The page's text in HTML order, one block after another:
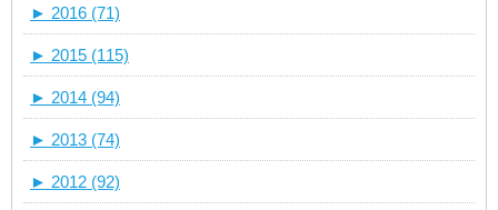
► 2016 (71)
► 2015 (115)
► 2014 (94)
► 2013 (74)
► 2012 (92)